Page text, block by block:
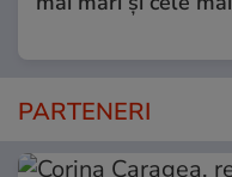
PARTENERI